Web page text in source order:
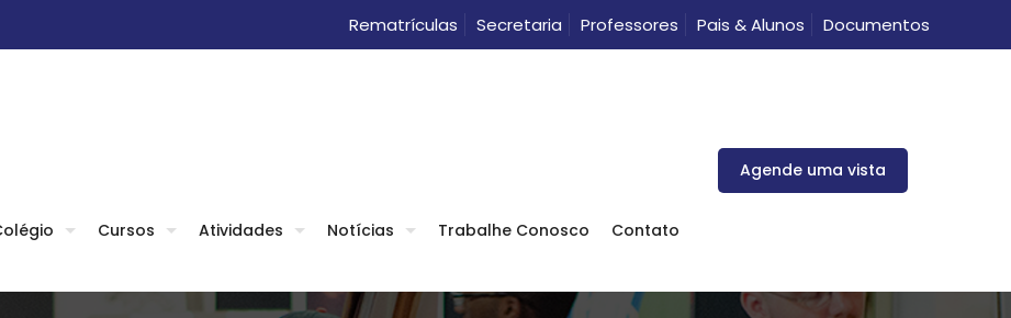
Rematrículas Secretaria Professores Pais & Alunos Documentos
Cursos Atividades Notícias Trabalhe Conosco Contato
Agende uma vista